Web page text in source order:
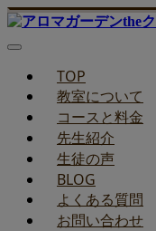
TOP
教室について
コースと料金
先生紹介
生徒の声
BLOG
よくある質問
お問い合わせ